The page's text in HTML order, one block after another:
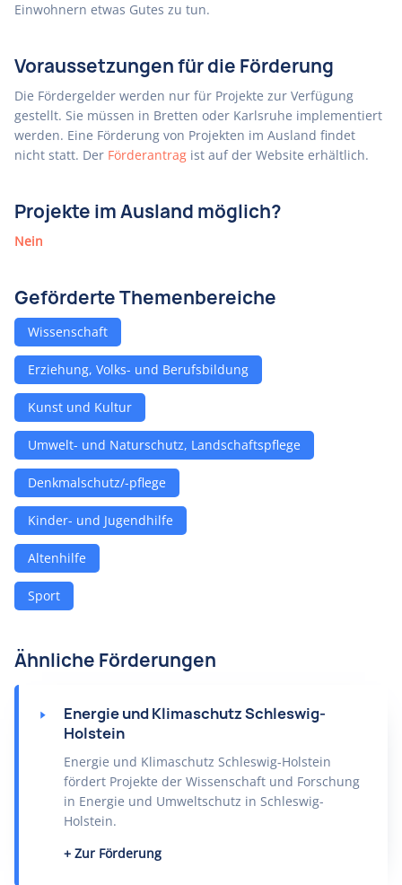
Einwohnern etwas Gutes zu tun.
Voraussetzungen für die Förderung
Die Fördergelder werden nur für Projekte zur Verfügung
gestellt. Sie müssen in Bretten oder Karlsruhe implementiert
werden. Eine Förderung von Projekten im Ausland findet
nicht statt. Der Förderantrag ist auf der Website erhältlich.
Projekte im Ausland möglich?
Nein
Geförderte Themenbereiche
Wissenschaft
Erziehung, Volks- und Berufsbildung
Kunst und Kultur
Umwelt- und Naturschutz, Landschaftspflege
Denkmalschutz/-pflege
Kinder- und Jugendhilfe
Altenhilfe
Sport
Ähnliche Förderungen
Energie und Klimaschutz Schleswig-
Holstein
Energie und Klimaschutz Schleswig-Holstein
fördert Projekte der Wissenschaft und Forschung
in Energie und Umweltschutz in Schleswig-
Holstein.
Zur Förderung